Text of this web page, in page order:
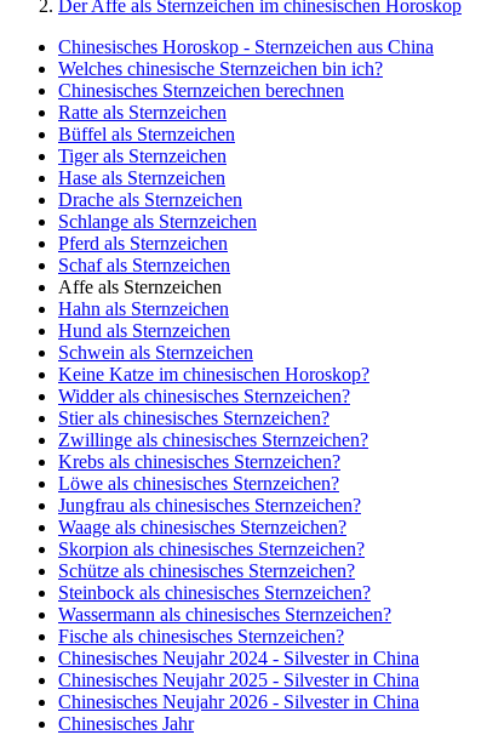
Der Affe als Sternzeichen im chinesischen Horoskop
Chinesisches Horoskop - Sternzeichen aus China
Welches chinesische Sternzeichen bin ich?
Chinesisches Sternzeichen berechnen
Ratte als Sternzeichen
Büffel als Sternzeichen
Tiger als Sternzeichen
Hase als Sternzeichen
Drache als Sternzeichen
Schlange als Sternzeichen
Pferd als Sternzeichen
Schaf als Sternzeichen
Affe als Sternzeichen
Hahn als Sternzeichen
Hund als Sternzeichen
Schwein als Sternzeichen
Keine Katze im chinesischen Horoskop?
Widder als chinesisches Sternzeichen?
Stier als chinesisches Sternzeichen?
Zwillinge als chinesisches Sternzeichen?
Krebs als chinesisches Sternzeichen?
Löwe als chinesisches Sternzeichen?
Jungfrau als chinesisches Sternzeichen?
Waage als chinesisches Sternzeichen?
Skorpion als chinesisches Sternzeichen?
Schütze als chinesisches Sternzeichen?
Steinbock als chinesisches Sternzeichen?
Wassermann als chinesisches Sternzeichen?
Fische als chinesisches Sternzeichen?
Chinesisches Neujahr 2024 - Silvester in China
Chinesisches Neujahr 2025 - Silvester in China
Chinesisches Neujahr 2026 - Silvester in China
Chinesisches Jahr